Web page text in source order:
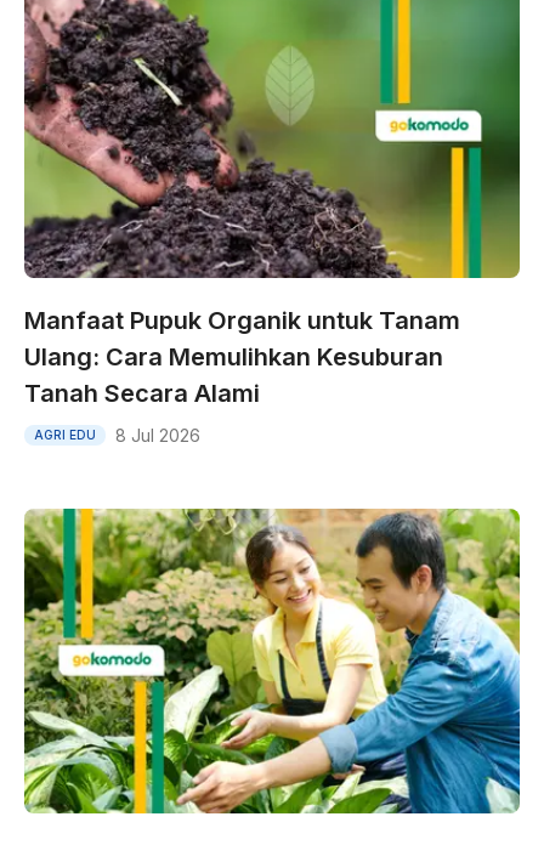
Manfaat Pupuk Organik untuk Tanam
Ulang: Cara Memulihkan Kesuburan
Tanah Secara Alami
AGRI EDU 8 Jul 2026